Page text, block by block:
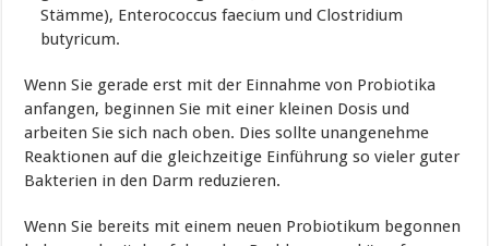
Stämme), Enterococcus faecium und Clostridium
butyricum.
Wenn Sie gerade erst mit der Einnahme von Probiotika
anfangen, beginnen Sie mit einer kleinen Dosis und
arbeiten Sie sich nach oben. Dies sollte unangenehme
Reaktionen auf die gleichzeitige Einführung so vieler guter
Bakterien in den Darm reduzieren.
Wenn Sie bereits mit einem neuen Probiotikum begonnen